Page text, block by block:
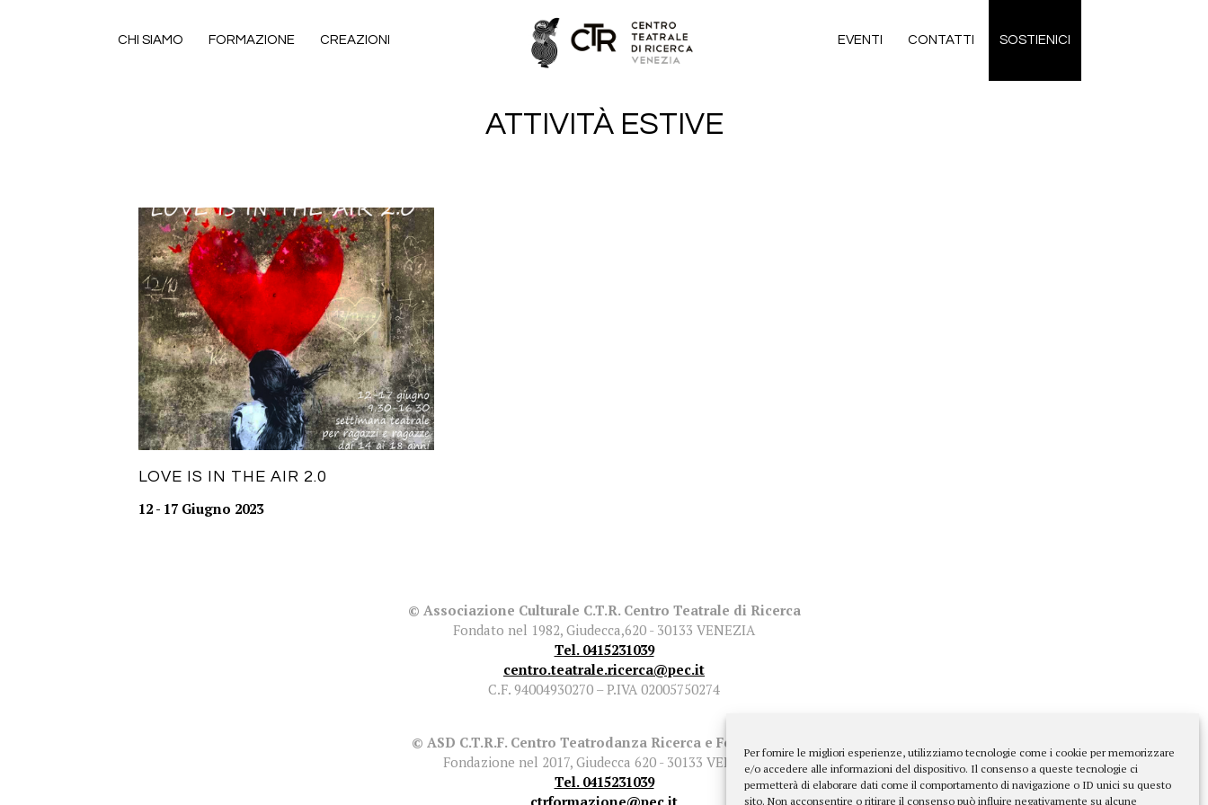
Per fornire le migliori esperienze, utilizziamo tecnologie come i cookie per memorizzare
e/o accedere alle informazioni del dispositivo. Il consenso a queste tecnologie ci
permetterà di elaborare dati come il comportamento di navigazione o ID unici su questo
sito. Non acconsentire o ritirare il consenso può influire negativamente su alcune
CHI SIAMO FORMAZIONE CREAZIONI EVENTI CONTATTI SOSTIENICI
ATTIVITÀ ESTIVE
LOVE IS IN THE AIR 2.0
12 - 17 Giugno 2023
© Associazione Culturale C.T.R. Centro Teatrale di Ricerca
Fondato nel 1982, Giudecca,620 - 30133 VENEZIA
Tel. 0415231039
centro.teatrale.ricerca@pec.it
C.F. 94004930270 – P.IVA 02005750274
© ASD C.T.R.F. Centro Teatrodanza Ricerca e Formazione
Fondazione nel 2017, Giudecca 620 - 30133 VENEZIA
Tel. 0415231039
ctrformazione@pec.it